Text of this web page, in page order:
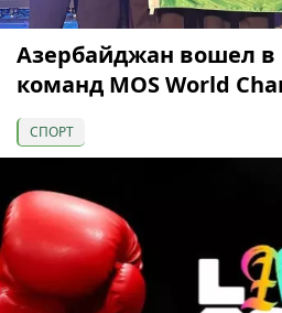
Азербайджан вошел
команд MOS World
СПОРТ